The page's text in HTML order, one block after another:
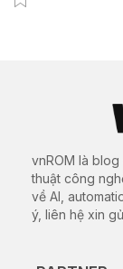
vnROM là
thuật công
về AI,
ý, liên hệ xin